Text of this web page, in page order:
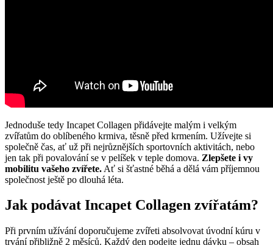
Jednoduše tedy Incapet Collagen přidávejte malým i velkým
zvířatům do oblíbeného krmiva, těsně před krmením. Užívejte si
společně čas, ať už při nejrůznějších sportovních aktivitách, nebo
jen tak při povalování se v pelíšek v teple domova. Zlepšete i vy
mobilitu vašeho zvířete. Ať si šťastné běhá a dělá vám příjemnou
společnost ještě po dlouhá léta.
Jak podávat Incapet Collagen zvířatám?
Při prvním užívání doporučujeme zvířeti absolvovat úvodní kúru v
trvání přibližně 2 měsíců. Každý den podejte jednu dávku – obsah